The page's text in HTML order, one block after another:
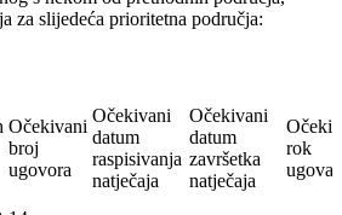
za slijedeća prioritetna područja:
Očekivani
broj
ugovora
Očekivani
datum
raspisivanja
natječaja
Očekivani
datum
završetka
natječaja
rok